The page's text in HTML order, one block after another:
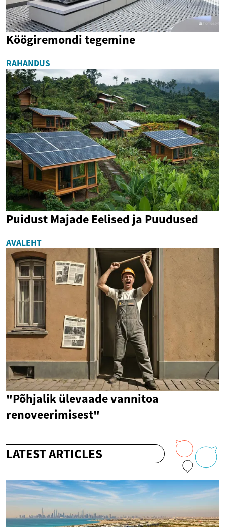
Köögiremondi tegemine
RAHANDUS
Puidust Majade Eelised ja Puudused
AVALEHT
"Põhjalik ülevaade vannitoa
renoveerimisest"
LATEST ARTICLES